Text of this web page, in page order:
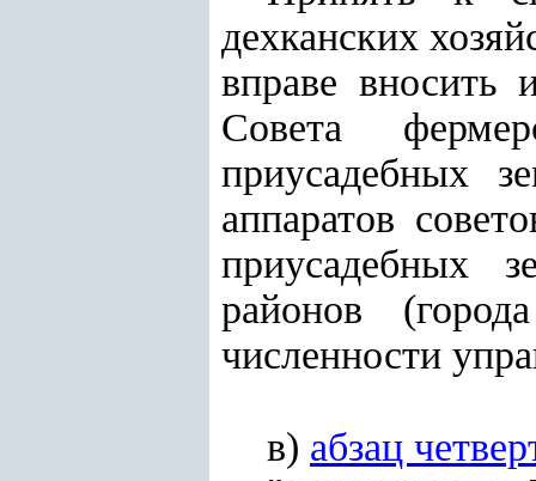
дехканских
вправе вносить
Совета
приусадебных
аппаратов
приусадебных
районов
численности
в) абзац